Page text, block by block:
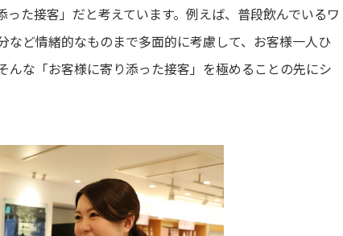
た接客」だと考えています。例えば、普段飲んでいるワ
ど情緒的なものまで多面的に考慮して、お客様一人ひ
んな「お客様に寄り添った接客」を極めることの先にシ